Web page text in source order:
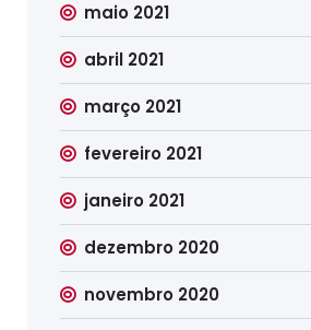
maio 2021
abril 2021
março 2021
fevereiro 2021
janeiro 2021
dezembro 2020
novembro 2020